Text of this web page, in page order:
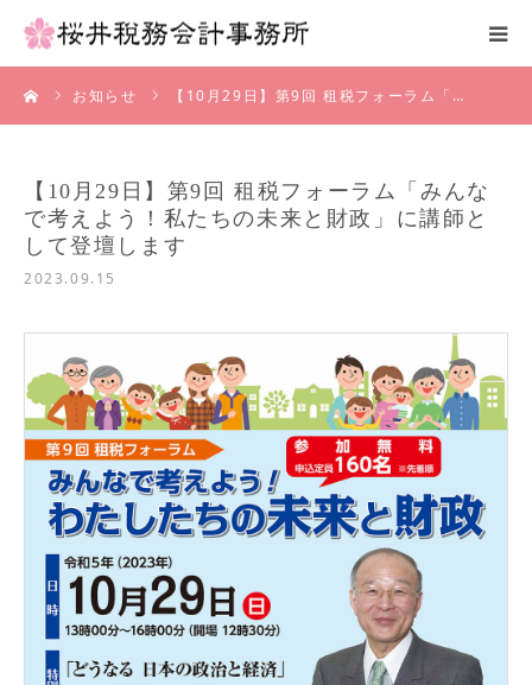
お知らせ 【10月29日】第9回 租税フォーラム「…
【10月29日】第9回 租税フォーラム「みんな
で考えよう！私たちの未来と財政」に講師と
して登壇します
2023.09.15
お知らせ
医療関係者の皆様へ
採用情報
お問い合わせ
ブログ